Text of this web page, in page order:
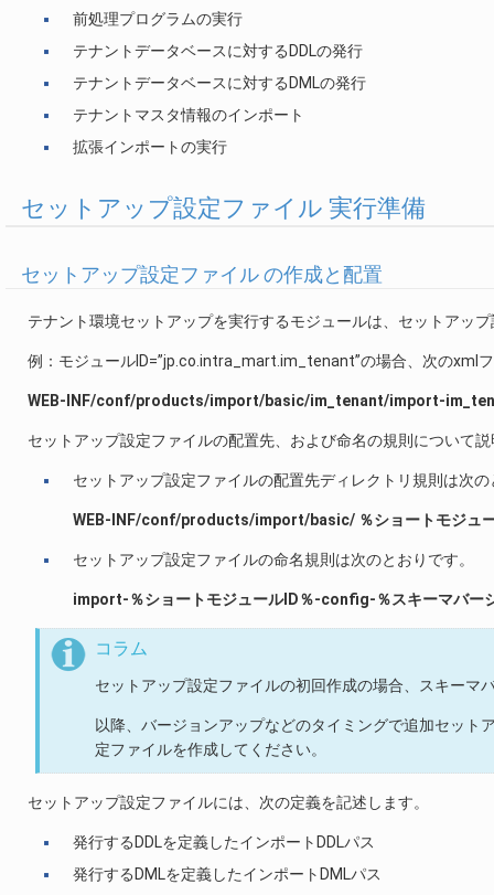
前処理プログラムの実行
テナントデータベースに対するDDLの発行
テナントデータベースに対するDMLの発行
テナントマスタ情報のインポート
拡張インポートの実行
セットアップ設定ファイル 実行準備
セットアップ設定ファイル の作成と配置
テナント環境セットアップを実行するモジュールは、セットアッ
例：モジュールID=”jp.co.intra_mart.im_tenant”の場合、次のxml
WEB-INF/conf/products/import/basic/im_tenant/import-
セットアップ設定ファイルの配置先、および命名の規則について
セットアップ設定ファイルの配置先ディレクトリ規則は次
WEB-INF/conf/products/import/basic/ ％ショートモジュ
セットアップ設定ファイルの命名規則は次のとおりです。
import-％ショートモジュールID％-config-％スキーマバー
コラム
セットアップ設定ファイルの初回作成の場合、スキーマ
以降、バージョンアップなどのタイミングで追加セット
定ファイルを作成してください。
セットアップ設定ファイルには、次の定義を記述します。
発行するDDLを定義したインポートDDLパス
発行するDMLを定義したインポートDMLパス